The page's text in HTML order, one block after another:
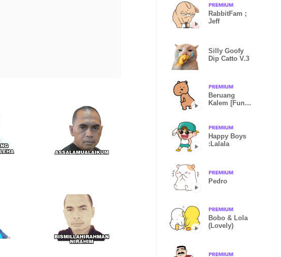
RabbitFam ;
Jeff
Silly Goofy
Dip Catto V.3
Beruang
Kalem [Fun
Happy Boys
:Lalala
Pedro
Bobo & Lola
(Lovely)